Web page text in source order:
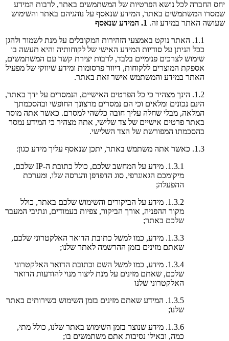
יחס החברה לכל נושא הפרטיות של המשתמשים באתר, לרבות המידע
שמסרו המשתמשים באתר, המידע שנאסף על נוהגיהם באתר והשימוש
שעושה האתר במידע זה. 1. המידע שנאסף
1.1. האתר נוקט באמצעי הזהירות המקובלים על מנת לשמור ולהגן
ככל הניתן על סודיות המידע האישי של לקוחותיה והיא תעשה בו
שימוש לצרכים פנימיים בלבד, לרבות יצירת קשר עם המשתמשים,
אספקת המוצרים ללקוחות, דיוור פרסומות ומידע שיווקי של מפעיל
האתר במידע והמשתמש אישר זאת באתר.
1.2. הינך מצהיר כי כל הפרטים האישיים, הנמסרים על ידך באתר,
הינם נכונים ומלאים וכי הם נמסרים מרצונך החופשי ובהסכמתך
המלאה, מבלי שחלה עליך חובה כלשהי למסרם. כאשר אתה מוסר
באתר פרטים אישיים של צד שלישי, אתה מצהיר כי המידע נמסר
בהסכמתו המפורשת של הצד השלישי.
1.3. כאשר אתה משתמש באתר, יתכן שנאסף עליך מידע כגון:
1.3.1. מידע על המחשב שלכם, כולל כתובת ה-IP שלכם,
מיקומכם הגאוגרפי, סוג הדפדפן והגרסה שלו, ומערכת
ההפעלה;
1.3.2. מידע על הביקורים והשימוש שלכם באתר, כולל
מקור ההפניה, אורך הביקור, צפיות בעמודים, ונתיבי המעבר
שלכם באתר;
1.3.3. מידע, כמו למשל כתובת הדואר האלקטרוני שלכם,
שאתם מזינים בזמן ההרשמה לאתר שלנו;
1.3.4. מידע, כמו למשל השם וכתובת הדואר האלקטרוני
שלכם, שאתם מזינים על מנת ליצור מנוי להודעות הדואר
האלקטרוני שלנו
1.3.5. המידע שאתם מזינים בזמן השימוש בשירותים באתר
שלנו;
1.3.6. מידע שנוצר בזמן השימוש באתר שלנו, כולל מתי,
כמה, ובאילו נסיבות אתם משתמשים בו;